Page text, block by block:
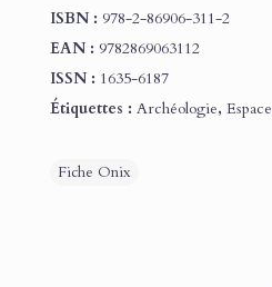
ISBN : 978-2-86906-311-2
EAN : 9782869063112
ISSN : 1635-6187
Étiquettes : Archéologie, Espace